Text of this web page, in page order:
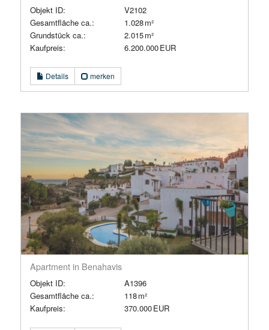
Objekt ID:
V2102
Gesamtfläche ca.:
1.028 m²
Grund­stück ca.:
2.015 m²
Kaufpreis:
6.200.000 EUR
Details merken
Apartment in Benahavis
Objekt ID:
A1396
Gesamtfläche ca.:
118 m²
Kaufpreis:
370.000 EUR